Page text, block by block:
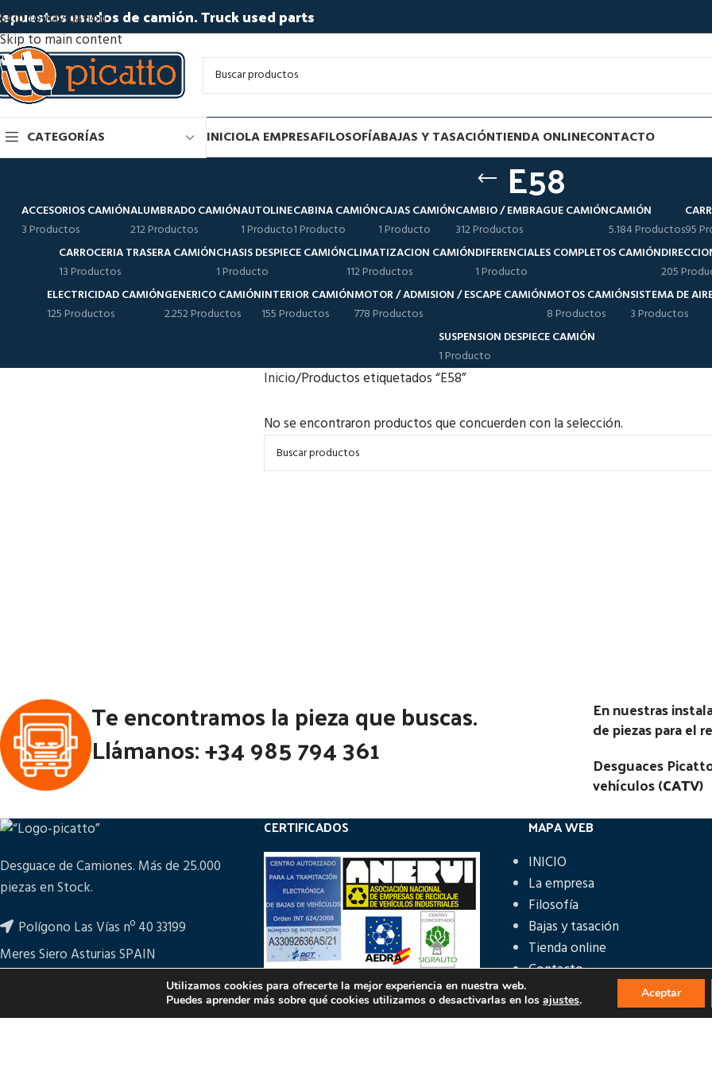
Skip to navigation
Skip to main content
usados de camión. Truck used parts
CATEGORÍAS INICIOLA EMPRESAFILOSOFÍABAJAS Y TASACIÓNTIENDA ONLINECONTACTO
E58
ACCESORIOS CAMIÓN
3 Productos
ALUMBRADO CAMIÓN
212 Productos
AUTOLINE
1 Producto
CABINA CAMIÓN
1 Producto
CAJAS CAMIÓN
1 Producto
CAMBIO / EMBRAGUE CAMIÓN
312 Productos
CAMIÓN
5.184 Productos95
CARROCERIA TRASERA CAMIÓN
13 Productos
CHASIS DESPIECE CAMIÓN
1 Producto
CLIMATIZACION CAMIÓN
112 Productos
DIFERENCIALES COMPLETOS CAMIÓN
1 Producto
205
ELECTRICIDAD CAMIÓN
125 Productos
GENERICO CAMIÓN
2.252 Productos
INTERIOR CAMIÓN
155 Productos
MOTOR / ADMISION / ESCAPE CAMIÓN
778 Productos
MOTOS CAMIÓN
8 Productos
SISTEMA DE
3 Productos
SUSPENSION DESPIECE CAMIÓN
1 Producto
Inicio Productos etiquetados “E58”
No se encontraron productos que concuerden con la selección.
Te encontramos la pieza que buscas.
Llámanos: +34 985 794 361
En nuestras
de piezas para el
Desguaces
vehículos (CATV)
Desguace de Camiones. Más de 25.000
piezas en Stock.
Polígono Las Vías nº 40 33199
Meres Siero Asturias SPAIN
CERTIFICADOS
PULSA PARA MÁS INFORMACIÓN
MAPA WEB
INICIO
La empresa
Filosofía
Bajas y tasación
Tienda online
Contacto
Utilizamos cookies para ofrecerte la mejor experiencia en nuestra web.
Puedes aprender más sobre qué cookies utilizamos o desactivarlas en losajustes. Aceptar